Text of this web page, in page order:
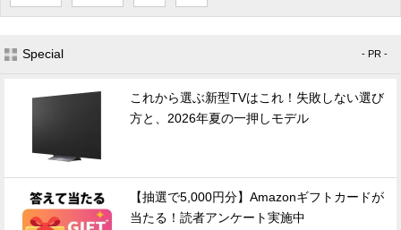
Special - PR -
これから選ぶ新型TVはこれ！失敗しない選び
方と、2026年夏の一押しモデル
【抽選で5,000円分】Amazonギフトカードが
当たる！読者アンケート実施中